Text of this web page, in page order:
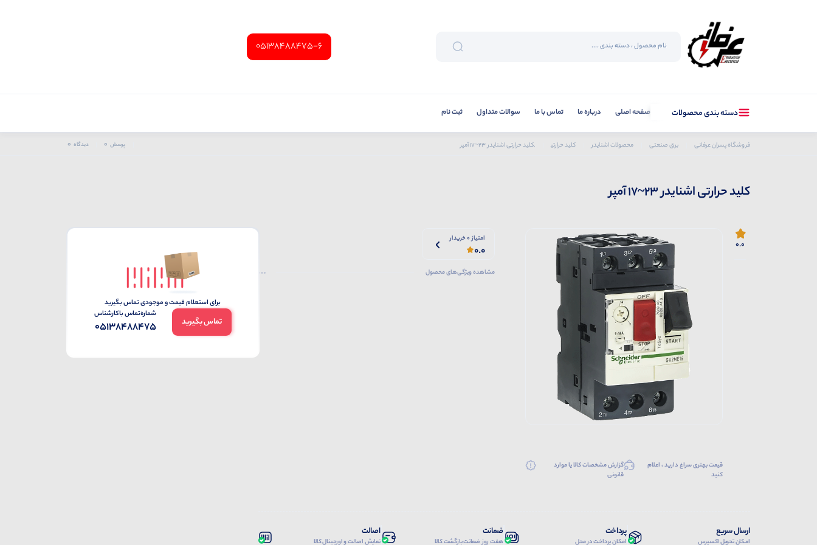
05138488475-6
دسته بندی محصولات صفحه اصلی درباره ما تماس با ما سوالات متداول ثبت نام
فروشگاه پسران عرفانی برق صنعتی محصولات اشنایدر کلید حرارتی کلید حرارتی اشنایدر 23~17 آمپر پرسش 0 دیدگاه 0
کلید حرارتی اشنایدر 23~17 آمپر
0.0
قیمت بهتری سراغ دارید ، اعلام
کنید
گزارش مشخصات کالا یا موارد
قانونی
امتیاز 0 خریدار
0.0
مشاهده ویژگی‌های محصول
ارسال سریع
امکان تحویل اکسپرس
پرداخت
امکان پرداخت در محل
ضمانت
هفت روز ضمانت بازگشت کالا
اصالت
نمایش اصالت و اورجینال کالا
برای استعلام قیمت و موجودی تماس بگیرید
تماس بگیرید
شماره‌تماس‌ با‌کارشناس
05138488475